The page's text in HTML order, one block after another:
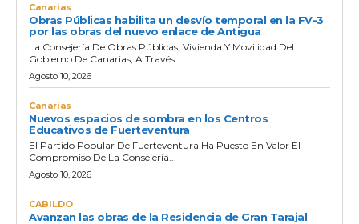
Canarias
Obras Públicas habilita un desvío temporal en la FV-3
por las obras del nuevo enlace de Antigua
La Consejería De Obras Públicas, Vivienda Y Movilidad Del
Gobierno De Canarias, A Través...
Agosto 10, 2026
Canarias
Nuevos espacios de sombra en los Centros
Educativos de Fuerteventura
El Partido Popular De Fuerteventura Ha Puesto En Valor El
Compromiso De La Consejería...
Agosto 10, 2026
CABILDO
Avanzan las obras de la Residencia de Gran Tarajal